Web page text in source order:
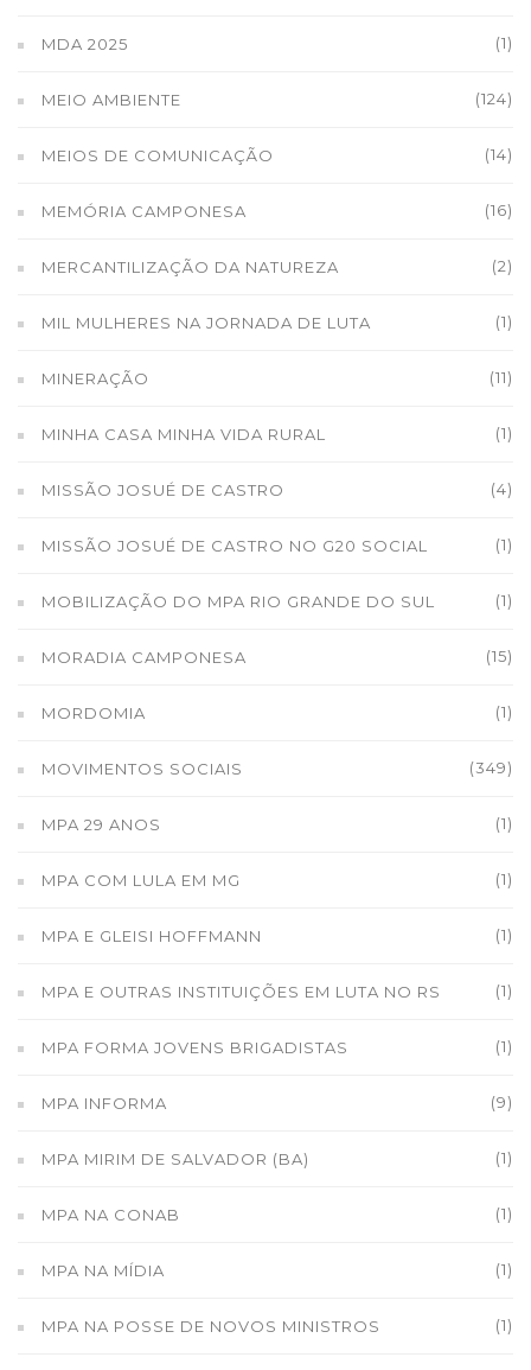
MDA 2025 (1)
MEIO AMBIENTE (124)
MEIOS DE COMUNICAÇÃO (14)
MEMÓRIA CAMPONESA (16)
MERCANTILIZAÇÃO DA NATUREZA (2)
MIL MULHERES NA JORNADA DE LUTA (1)
MINERAÇÃO (11)
MINHA CASA MINHA VIDA RURAL (1)
MISSÃO JOSUÉ DE CASTRO (4)
MISSÃO JOSUÉ DE CASTRO NO G20 SOCIAL (1)
MOBILIZAÇÃO DO MPA RIO GRANDE DO SUL (1)
MORADIA CAMPONESA (15)
MORDOMIA (1)
MOVIMENTOS SOCIAIS (349)
MPA 29 ANOS (1)
MPA COM LULA EM MG (1)
MPA E GLEISI HOFFMANN (1)
MPA E OUTRAS INSTITUIÇÕES EM LUTA NO RS (1)
MPA FORMA JOVENS BRIGADISTAS (1)
MPA INFORMA (9)
MPA MIRIM DE SALVADOR (BA) (1)
MPA NA CONAB (1)
MPA NA MÍDIA (1)
MPA NA POSSE DE NOVOS MINISTROS (1)